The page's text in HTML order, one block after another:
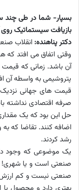
بسپار- شما در طی چند
بازیافت سیستماتیک
دکتر پناهنده: انقلاب
وقتی اتفاق می افتد که
آن باشد. زمانی که قیمت
پتروشیمی به واسطه آن
قیمت های جهانی
صرفه اقتصادی نداشته
حل این بود که یک
اضافه کنند. تقاضا که
رشد کردند.
یک موضوعی که وجود
صنعتی است و یا شهری!
صنعتی نیست و کم ارزش